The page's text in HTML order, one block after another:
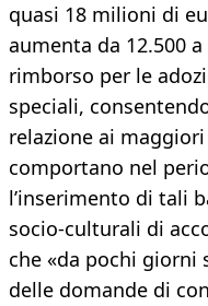
quasi 18 milioni di
aumenta da 12.500
rimborso per le
speciali,
relazione ai
comportano nel
l’inserimento di tali
socio-culturali di
che «da pochi giorni
delle domande di